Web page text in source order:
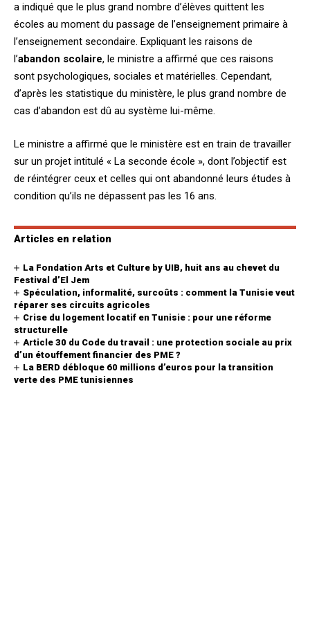
a indiqué que le plus grand nombre d’élèves quittent les
écoles au moment du passage de l’enseignement primaire à
l’enseignement secondaire. Expliquant les raisons de
l’abandon scolaire, le ministre a affirmé que ces raisons
sont psychologiques, sociales et matérielles. Cependant,
d’après les statistique du ministère, le plus grand nombre de
cas d’abandon est dû au système lui-même.
Le ministre a affirmé que le ministère est en train de travailler
sur un projet intitulé « La seconde école », dont l’objectif est
de réintégrer ceux et celles qui ont abandonné leurs études à
condition qu’ils ne dépassent pas les 16 ans.
Articles en relation
La Fondation Arts et Culture by UIB, huit ans au chevet du
Festival d’El Jem
Spéculation, informalité, surcoûts : comment la Tunisie veut
réparer ses circuits agricoles
Crise du logement locatif en Tunisie : pour une réforme
structurelle
Article 30 du Code du travail : une protection sociale au prix
d’un étouffement financier des PME ?
La BERD débloque 60 millions d’euros pour la transition
verte des PME tunisiennes